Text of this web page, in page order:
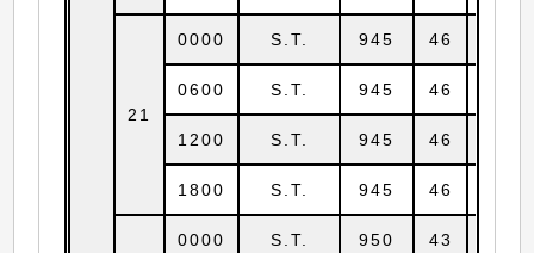
21
0000 S.T. 945 46
0600 S.T. 945 46
1200 S.T. 945 46
1800 S.T. 945 46
0000 S.T. 950 43